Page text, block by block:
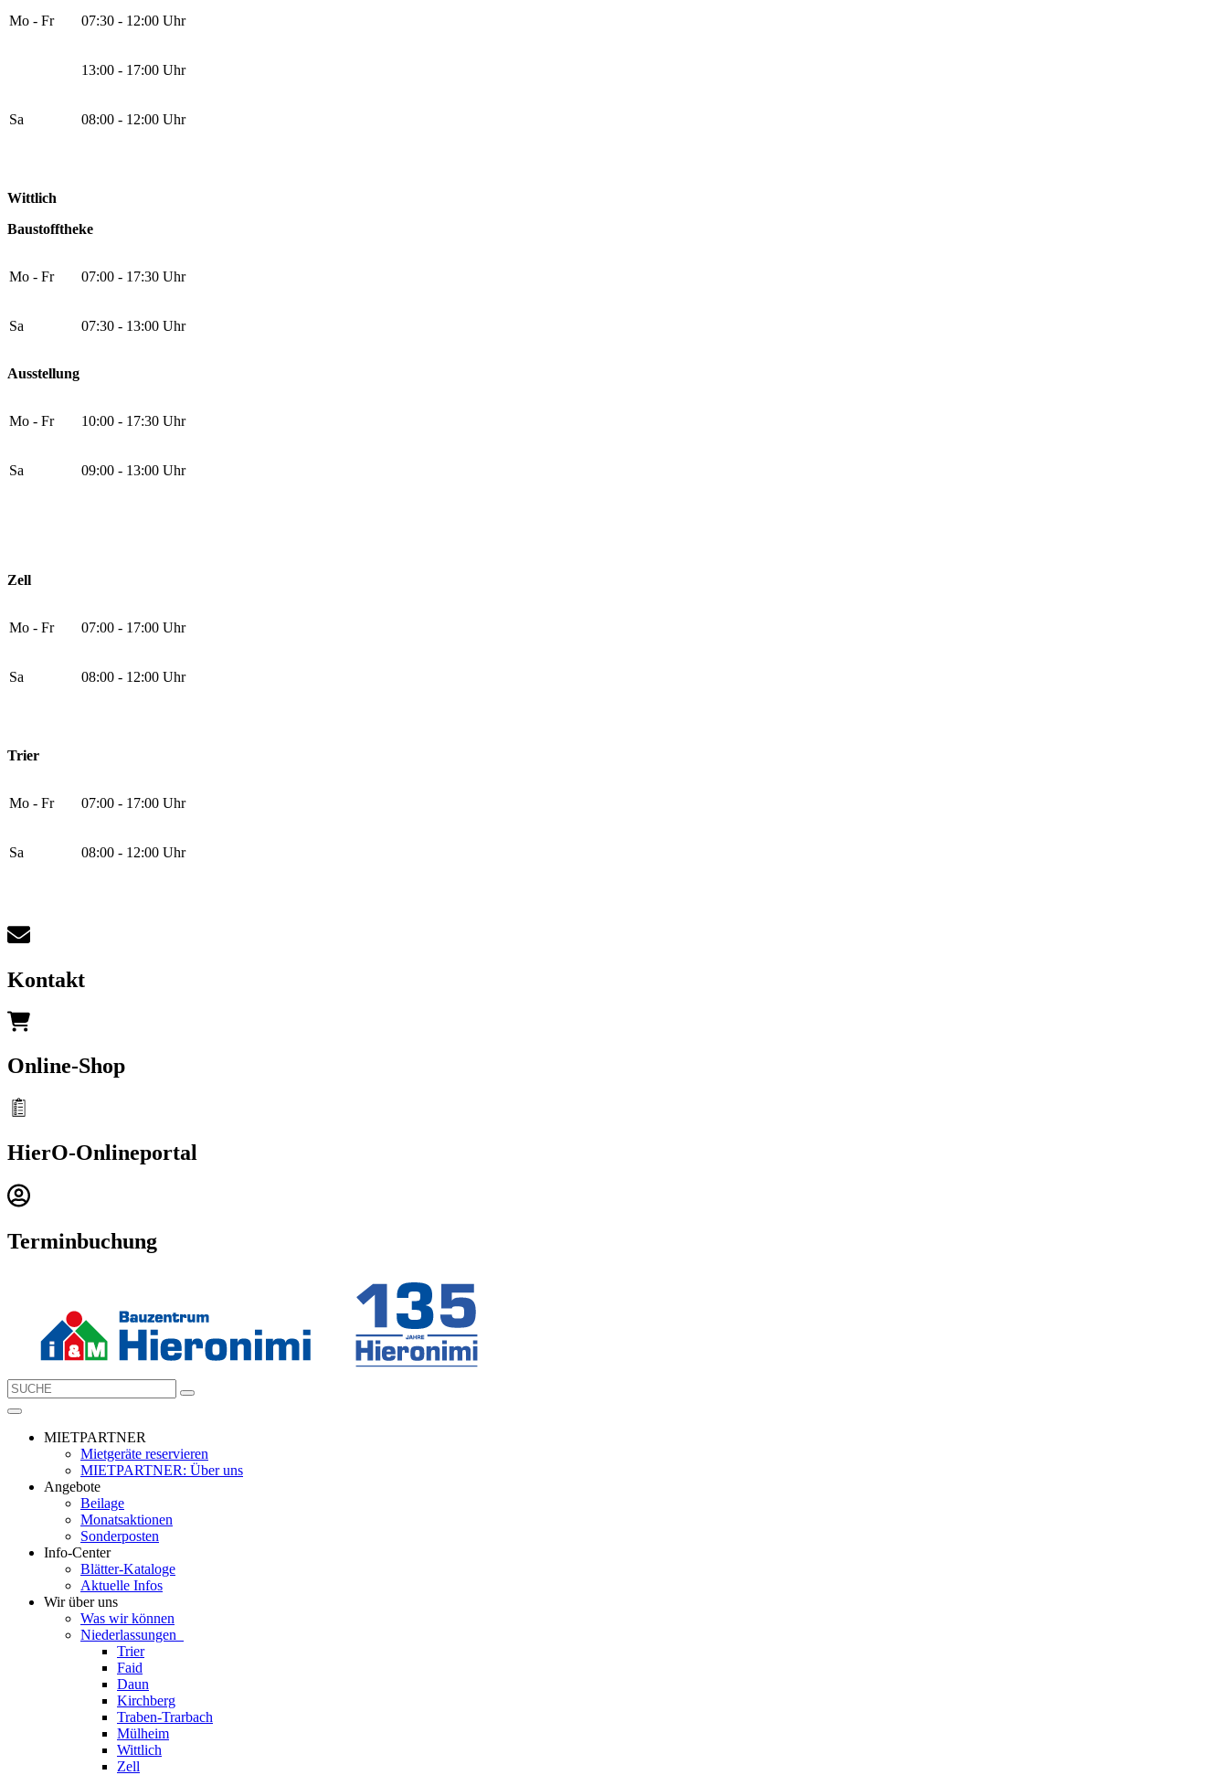
Mo - Fr 07:30 - 12:00 Uhr
13:00 - 17:00 Uhr
Sa 08:00 - 12:00 Uhr
Wittlich
Baustofftheke
Mo - Fr 07:00 - 17:30 Uhr
Sa 07:30 - 13:00 Uhr
Ausstellung
Mo - Fr 10:00 - 17:30 Uhr
Sa 09:00 - 13:00 Uhr
Zell
Mo - Fr 07:00 - 17:00 Uhr
Sa 08:00 - 12:00 Uhr
Trier
Mo - Fr 07:00 - 17:00 Uhr
Sa 08:00 - 12:00 Uhr
Kontakt
Online-Shop
HierO-Onlineportal
Terminbuchung
MIETPARTNER
Mietgeräte reservieren
MIETPARTNER: Über uns
Angebote
Beilage
Monatsaktionen
Sonderposten
Info-Center
Blätter-Kataloge
Aktuelle Infos
Wir über uns
Was wir können
Niederlassungen
Trier
Faid
Daun
Kirchberg
Traben-Trarbach
Mülheim
Wittlich
Zell